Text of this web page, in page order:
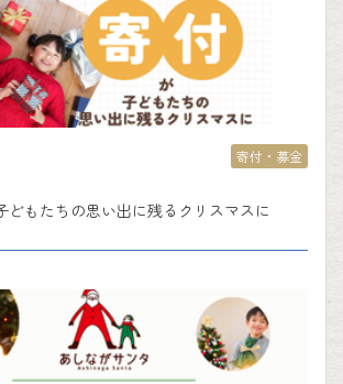
どもたちの思い出に残るクリスマスに
寄付・募金